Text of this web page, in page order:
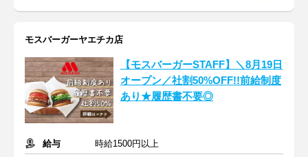
モスバーガーヤエチカ店
【モスバーガーSTAFF】＼8月19日
オープン／社割50%OFF!!前給制度
あり★履歴書不要◎
給与
時給1500円以上